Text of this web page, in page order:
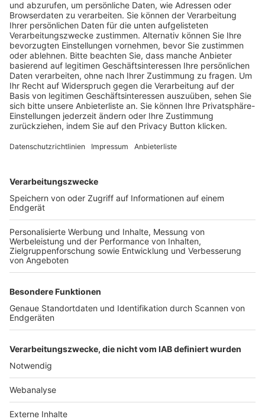
Trainerausbildung
Schulungsangebot Vereinsmitarbeiter
BFV-Geschäftsstellen
Trainerbörse
Login SpielPlus
FOLGE DEM BFV
TOP-VEREINE
TOP-PARTNER
Nutzungsbedingungen Datenschutz Impressum